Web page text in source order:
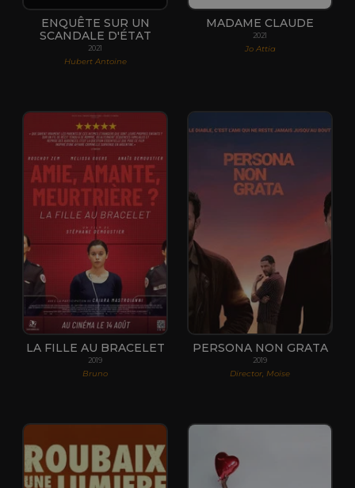
ENQUÊTE SUR UN
SCANDALE D'ÉTAT
2021
Hubert Antoine
MADAME CLAUDE
2021
Jo Attia
LA FILLE AU BRACELET
2019
Bruno
PERSONA NON GRATA
2019
Director, Moïse